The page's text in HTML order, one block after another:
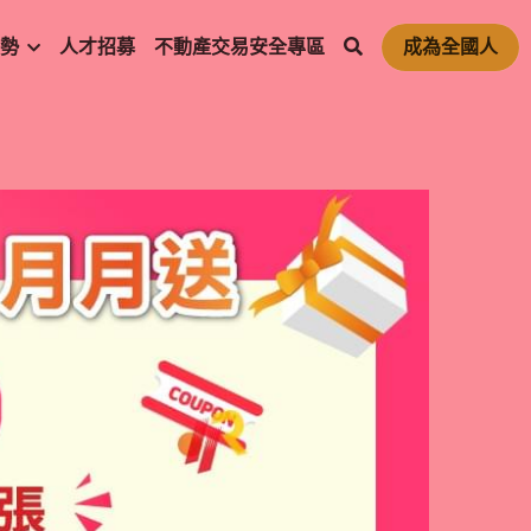
人才招募 不動產交易安全專區 成為全國人